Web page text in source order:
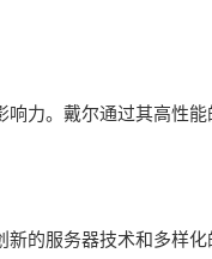
响力。戴尔通过其高性能
新的服务器技术和多样化